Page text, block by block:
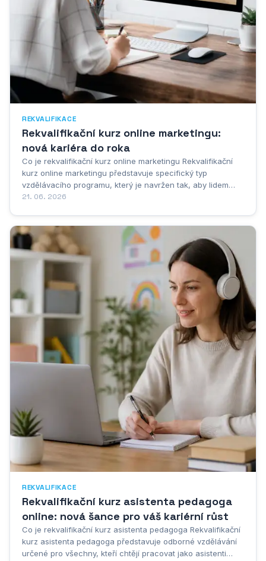
REKVALIFIKACE
Rekvalifikační kurz online marketingu:
nová kariéra do roka
Co je rekvalifikační kurz online marketingu Rekvalifikační
kurz online marketingu představuje specifický typ
vzdělávacího programu, který je navržen tak, aby lidem
umožnil změnit své profesní zaměření a vstoupit do
21. 06. 2026
REKVALIFIKACE
Rekvalifikační kurz asistenta pedagoga
online: nová šance pro váš kariérní růst
Co je rekvalifikační kurz asistenta pedagoga Rekvalifikační
kurz asistenta pedagoga představuje odborné vzdělávání
určené pro všechny, kteří chtějí pracovat jako asistenti